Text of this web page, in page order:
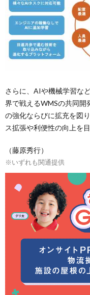
さらに、AIや機械学習な
界で戦えるWMSの共同
の強化ならびに拡充を図
ス拡張や利便性の向上を目
（藤原秀行）
※いずれも関通提供